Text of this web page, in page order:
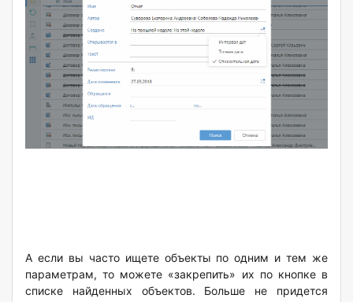
А если вы часто ищете объекты по одним и тем же
параметрам, то можете «закрепить» их по кнопке в
списке найденных объектов. Больше не придется